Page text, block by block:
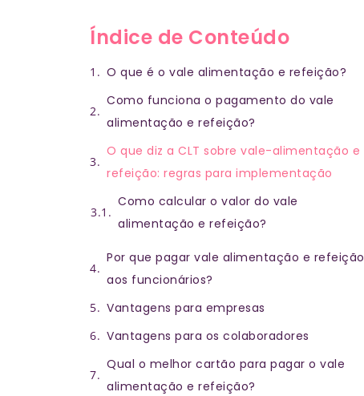
Índice de Conteúdo
O que é o vale alimentação e refeição?
Como funciona o pagamento do vale
alimentação e refeição?
O que diz a CLT sobre vale-alimentação e
refeição: regras para implementação
Como calcular o valor do vale
alimentação e refeição?
Por que pagar vale alimentação e refeição
aos funcionários?
Vantagens para empresas
Vantagens para os colaboradores
Qual o melhor cartão para pagar o vale
alimentação e refeição?